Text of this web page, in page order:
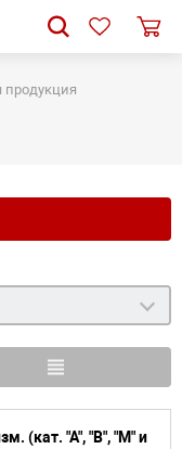
(кат. "А", "В", "М" и